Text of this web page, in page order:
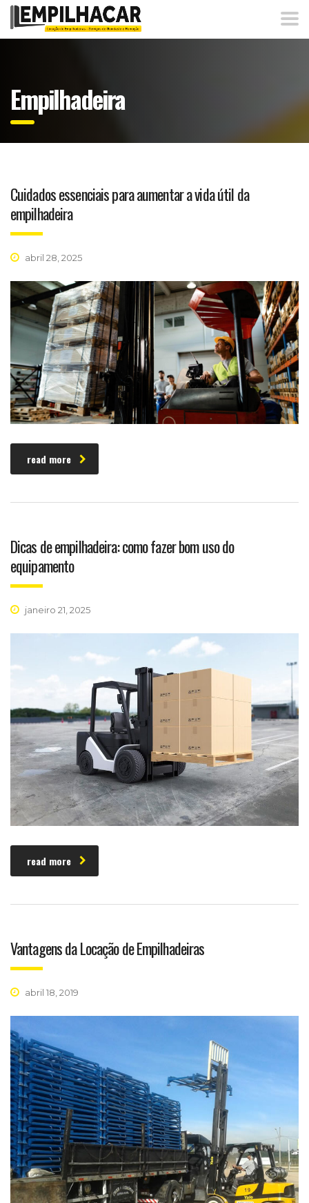
Empilhadeira
Cuidados essenciais para aumentar a vida útil da
empilhadeira
abril 28, 2025
read more
Dicas de empilhadeira: como fazer bom uso do
equipamento
janeiro 21, 2025
read more
Vantagens da Locação de Empilhadeiras
abril 18, 2019